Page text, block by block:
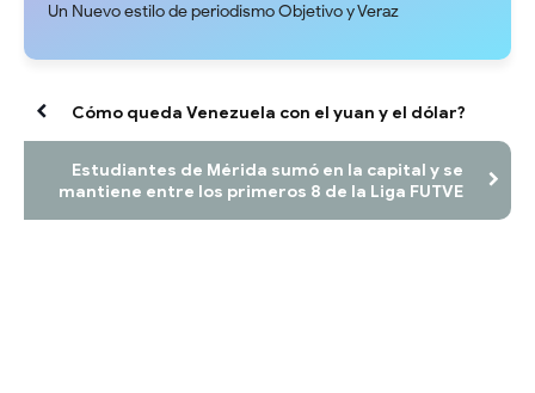
Un Nuevo estilo de periodismo Objetivo y Veraz
Cómo queda Venezuela con el yuan y el dólar?
Estudiantes de Mérida sumó en la capital y se
mantiene entre los primeros 8 de la Liga FUTVE